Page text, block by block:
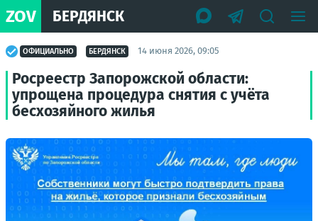
ZOV БЕРДЯНСК
ОФИЦИАЛЬНО БЕРДЯНСК 14 июня 2026, 09:05
Росреестр Запорожской области:
упрощена процедура снятия с учёта
бесхозяйного жилья